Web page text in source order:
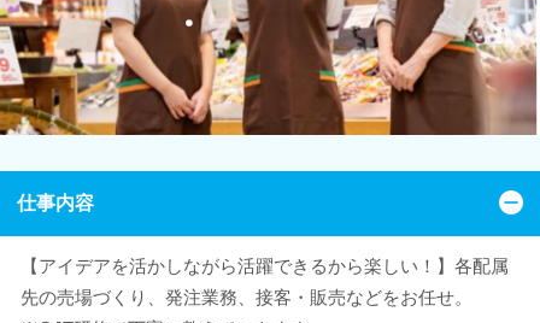
仕事内容
【アイデアを活かしながら活躍できるから楽しい！】各配属
先の売場づくり、発注業務、接客・販売などをお任せ。